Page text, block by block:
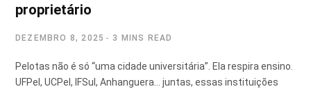
proprietário
DEZEMBRO 8, 2025 3 MINS READ
Pelotas não é só “uma cidade universitária”. Ela respira ensino.
UFPel, UCPel, IFSul, Anhanguera… juntas, essas instituições